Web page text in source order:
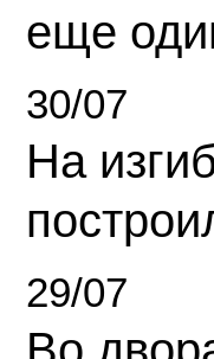
еще
30/07
На
29/07